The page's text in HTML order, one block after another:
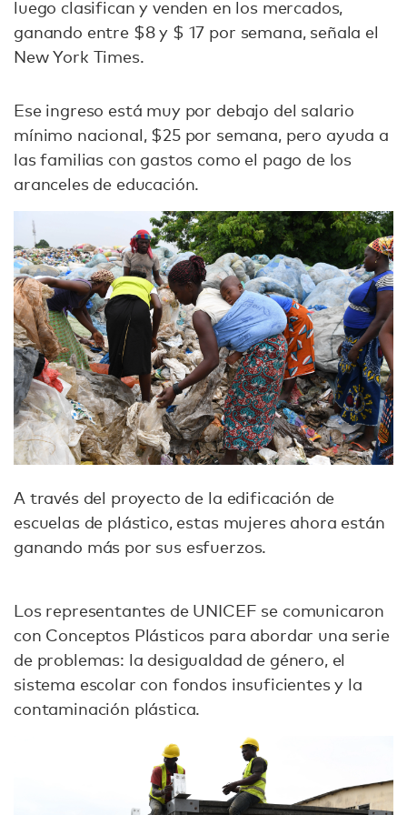
luego clasifican y venden en los mercados,
ganando entre $8 y $ 17 por semana, señala el
New York Times.
Ese ingreso está muy por debajo del salario
mínimo nacional, $25 por semana, pero ayuda a
las familias con gastos como el pago de los
aranceles de educación.
A través del proyecto de la edificación de
escuelas de plástico, estas mujeres ahora están
ganando más por sus esfuerzos.
Los representantes de UNICEF se comunicaron
con Conceptos Plásticos para abordar una serie
de problemas: la desigualdad de género, el
sistema escolar con fondos insuficientes y la
contaminación plástica.